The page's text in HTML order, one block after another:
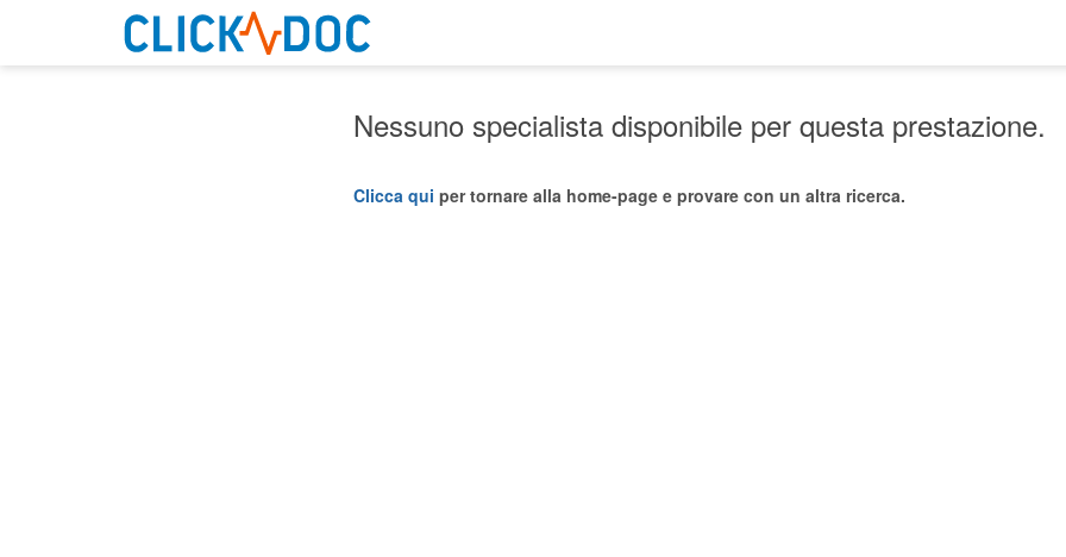
Nessuno specialista disponibile per questa prestazione.
Clicca qui per tornare alla home-page e provare con un altra ricerca.